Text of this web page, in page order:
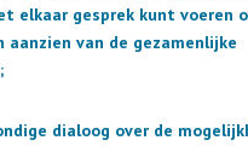
elkaar gesprek kunt voeren
aanzien van de gezamenlijke
dialoog over de